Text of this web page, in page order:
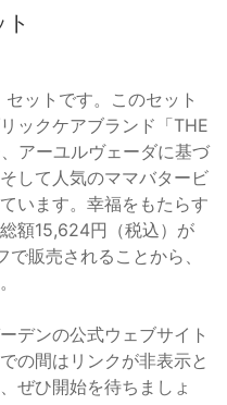
ットです。このセット
ックケアブランド「THE
アーユルヴェーダに基づ
して人気のママバタービ
います。幸福をもたらす
額15,624円（税込）が
販売されることから、
デンの公式ウェブサイト
の間はリンクが非表示と
ぜひ開始を待ちましょ